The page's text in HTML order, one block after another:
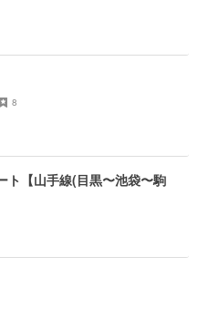
8
ト【山手線(目黒〜池袋〜駒